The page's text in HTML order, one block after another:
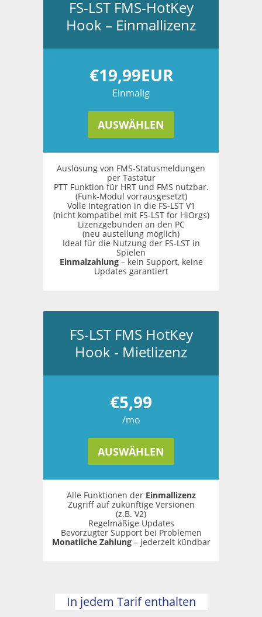
FS-LST FMS-HotKey
Hook – Einmallizenz
€19,99EUR
Einmalig
AUSWÄHLEN
Auslösung von FMS-Statusmeldungen
per Tastatur
PTT Funktion für HRT und FMS nutzbar.
(Funk-Modul vorrausgesetzt)
Volle Integration in die FS-LST V1
(nicht kompatibel mit FS-LST for HiOrgs)
Lizenzgebunden an den PC
(neu austellung möglich)
Ideal für die Nutzung der FS-LST in
Spielen
Einmalzahlung– kein Support, keine
Updates garantiert
FS-LST FMS HotKey
Hook - Mietlizenz
€5,99
/mo
AUSWÄHLEN
Alle Funktionen der Einmallizenz
Zugriff auf zukünftige Versionen
(z.B. V2)
Regelmäßige Updates
Bevorzugter Support bei Problemen
Monatliche Zahlung– jederzeit kündbar
In jedem Tarif enthalten